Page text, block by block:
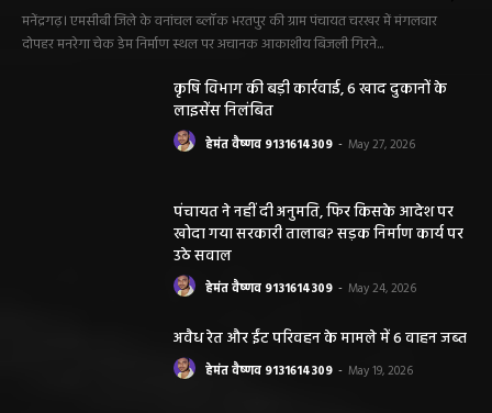
मनेंद्रगढ़। एमसीबी जिले के वनांचल ब्लॉक भरतपुर की ग्राम पंचायत चरखर में मंगलवार
दोपहर मनरेगा चेक डेम निर्माण स्थल पर अचानक आकाशीय बिजली गिरने...
कृषि विभाग की बड़ी कार्रवाई, 6 खाद दुकानों के
लाइसेंस निलंबित
हेमंत वैष्णव 9131614309 - May 27, 2026
पंचायत ने नहीं दी अनुमति, फिर किसके आदेश पर
खोदा गया सरकारी तालाब? सड़क निर्माण कार्य पर
उठे सवाल
हेमंत वैष्णव 9131614309 - May 24, 2026
अवैध रेत और ईंट परिवहन के मामले में 6 वाहन जब्त
हेमंत वैष्णव 9131614309 - May 19, 2026